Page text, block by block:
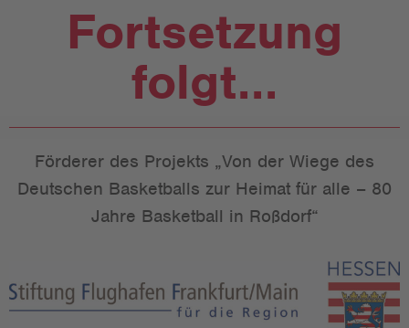
Fortsetzung
folgt...
Förderer des Projekts „Von der Wiege des
Deutschen Basketballs zur Heimat für alle – 80
Jahre Basketball in Roßdorf“